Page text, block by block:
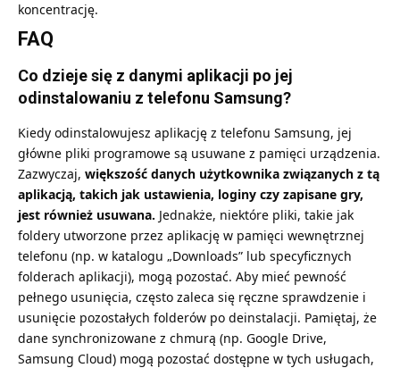
koncentrację.
FAQ
Co dzieje się z danymi aplikacji po jej
odinstalowaniu z telefonu Samsung?
Kiedy odinstalowujesz aplikację z telefonu Samsung, jej
główne pliki programowe są usuwane z pamięci urządzenia.
Zazwyczaj, większość danych użytkownika związanych z tą
aplikacją, takich jak ustawienia, loginy czy zapisane gry,
jest również usuwana. Jednakże, niektóre pliki, takie jak
foldery utworzone przez aplikację w pamięci wewnętrznej
telefonu (np. w katalogu „Downloads” lub specyficznych
folderach aplikacji), mogą pozostać. Aby mieć pewność
pełnego usunięcia, często zaleca się ręczne sprawdzenie i
usunięcie pozostałych folderów po deinstalacji. Pamiętaj, że
dane synchronizowane z chmurą (np. Google Drive,
Samsung Cloud) mogą pozostać dostępne w tych usługach,